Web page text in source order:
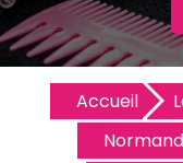
Accueil